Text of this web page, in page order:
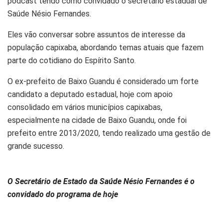
Saúde Nésio Fernandes.
Eles vão conversar sobre assuntos de interesse da
população capixaba, abordando temas atuais que fazem
parte do cotidiano do Espírito Santo.
O ex-prefeito de Baixo Guandu é considerado um forte
candidato a deputado estadual, hoje com apoio
consolidado em vários municípios capixabas,
especialmente na cidade de Baixo Guandu, onde foi
prefeito entre 2013/2020, tendo realizado uma gestão de
grande sucesso.
O Secretário de Estado da Saúde Nésio Fernandes é o
convidado do programa de hoje